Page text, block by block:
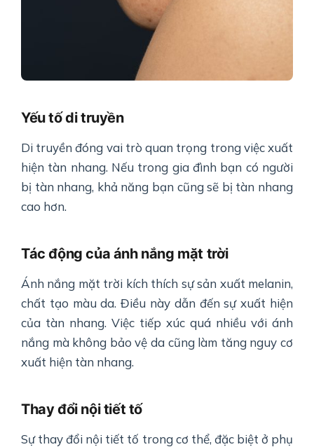
Yếu tố di truyền
Di truyền đóng vai trò quan trọng trong việc xuất
hiện tàn nhang. Nếu trong gia đình bạn có người
bị tàn nhang, khả năng bạn cũng sẽ bị tàn nhang
cao hơn.
Tác động của ánh nắng mặt trời
Ánh nắng mặt trời kích thích sự sản xuất melanin,
chất tạo màu da. Điều này dẫn đến sự xuất hiện
của tàn nhang. Việc tiếp xúc quá nhiều với ánh
nắng mà không bảo vệ da cũng làm tăng nguy cơ
xuất hiện tàn nhang.
Thay đổi nội tiết tố
Sự thay đổi nội tiết tố trong cơ thể, đặc biệt ở phụ